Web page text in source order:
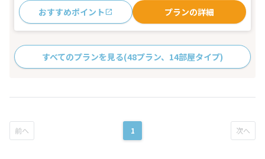
おすすめポイント プランの詳細
すべてのプランを見る(48プラン、14部屋タイプ)
1